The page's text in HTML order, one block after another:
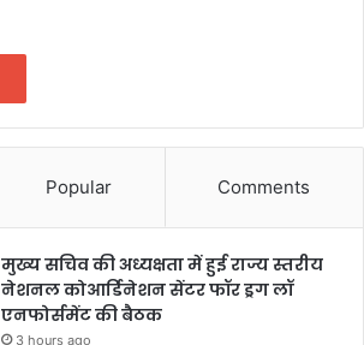
Popular Comments
मुख्य सचिव की अध्यक्षता में हुई राज्य स्तरीय
नेशनल कोआर्डिनेशन सेंटर फॉर ड्रग लॉ
एनफोर्समेंट की बैठक
3 hours ago